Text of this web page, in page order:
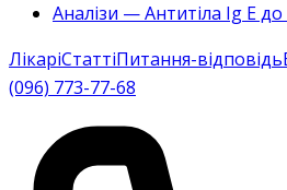
Аналізи — Антитіла Ig E до
ЛікаріСтаттіПитання-відповідь
(096) 773-77-68